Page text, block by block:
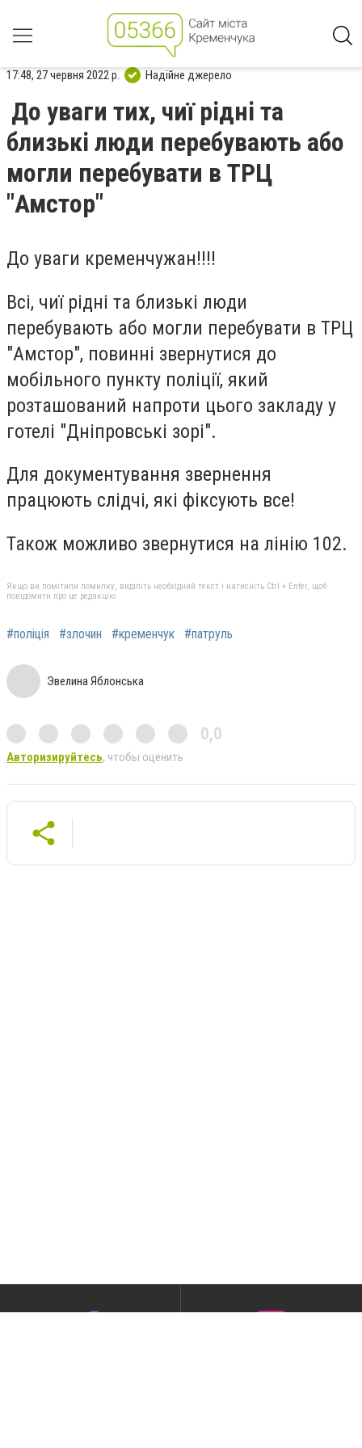
17:48, 27 червня 2022 р. Надійне джерело
До уваги тих, чиї рідні та
близькі люди перебувають або
могли перебувати в ТРЦ
"Амстор"
До уваги кременчужан!!!!
Всі, чиї рідні та близькі люди
перебувають або могли перебувати в ТРЦ
"Амстор", повинні звернутися до
мобільного пункту поліції, який
розташований напроти цього закладу у
готелі "Дніпровські зорі".
Для документування звернення
працюють слідчі, які фіксують все!
Також можливо звернутися на лінію 102.
Якщо ви помітили помилку, виділіть необхідний текст і натисніть Ctrl + Enter, щоб
повідомити про це редакцію
#поліція #злочин #кременчук #патруль
Эвелина Яблонська
0,0
Авторизируйтесь, чтобы оценить